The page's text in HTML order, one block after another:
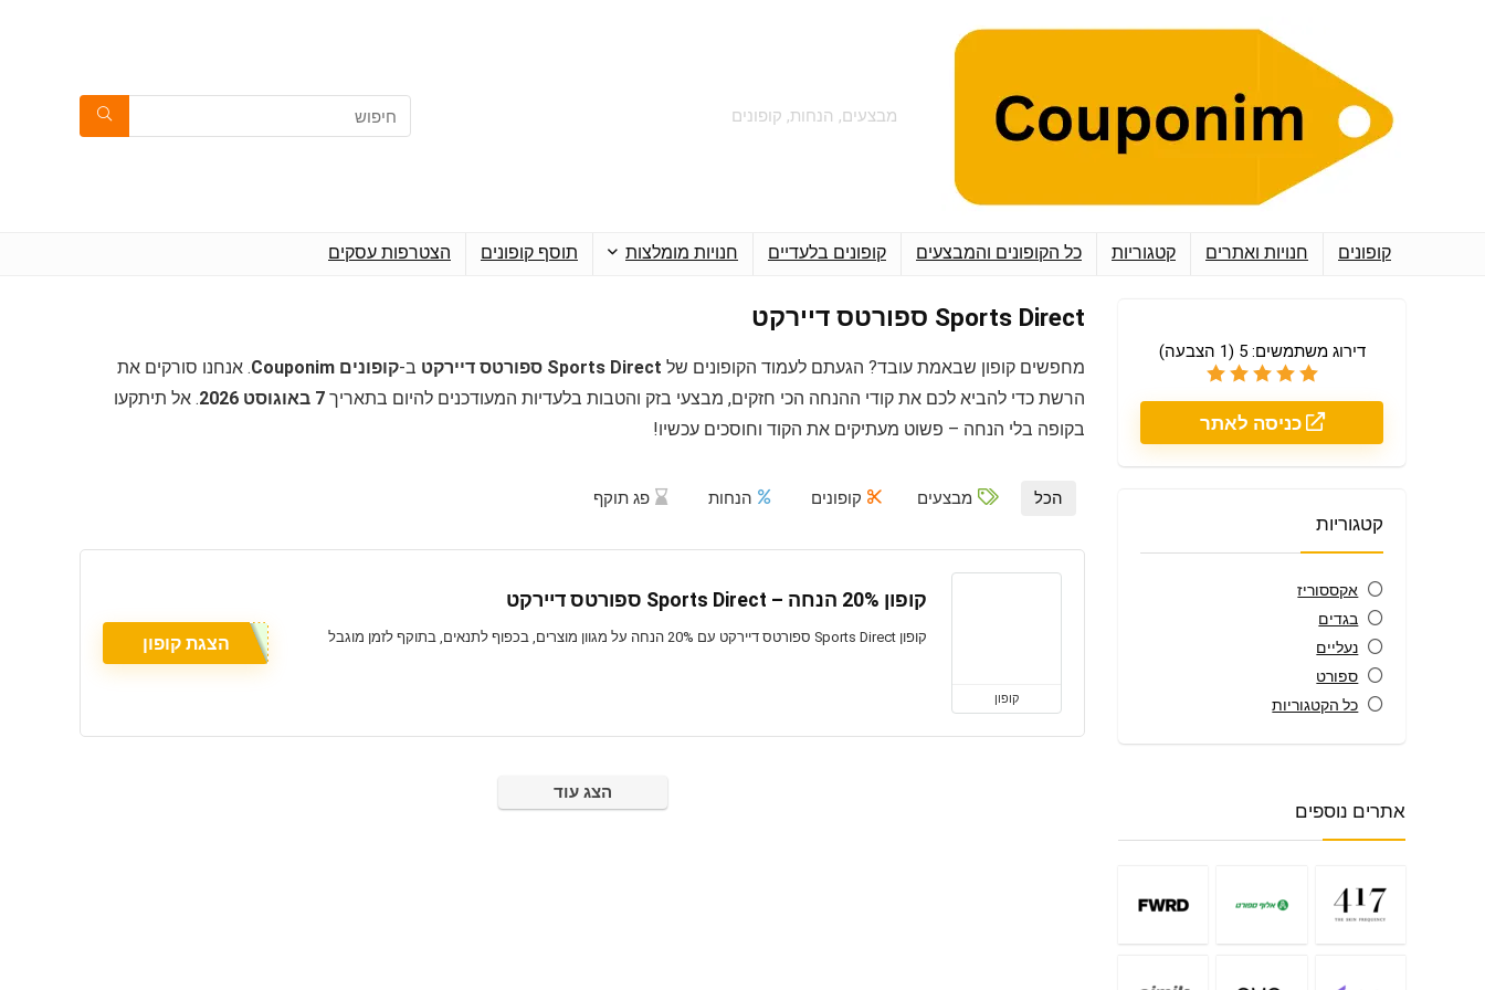
מבצעים, הנחות, קופונים
קופונים חנויות ואתרים קטגוריות כל הקופונים והמבצעים קופונים בלעדיים חנויות מומלצות תוסף קופונים הצטרפות עסקים
Sports Direct ספורטס דיירקט
מחפשים קופון שבאמת עובד? הגעתם לעמוד הקופונים של Sports Direct ספורטס דיירקט ב-קופונים Couponim
. אנחנו סורקים את
הרשת כדי להביא לכם את קודי ההנחה הכי חזקים, מבצעי בזק והטבות בלעדיות המעודכנים להיום בתאריך 7 באוגוסט 2026
. אל תיתקעו
בקופה בלי הנחה – פשוט מעתיקים את הקוד וחוסכים עכשיו!
דירוג משתמשים:5
(
1 הצבעה)
כניסה לאתר
קטגוריות
אקססוריז
בגדים
נעליים
ספורט
כל הקטגוריות
הכל מבצעים קופונים הנחות פג תוקף
קופון
קופון 20% הנחה – Sports Direct ספורטס דיירקט
קופון Sports Direct ספורטס דיירקט עם 20% הנחה על מגוון מוצרים, בכפוף לתנאים, בתוקף לזמן מוגבל הצגת קופון
הצג עוד
אתרים נוספים